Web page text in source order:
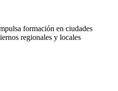
formación en ciudades
regionales y locales